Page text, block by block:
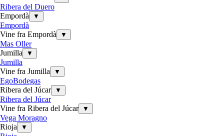
Ribera del Duero
Empordà
▼
Empordà
Vine fra Empordà
▼
Mas Oller
Jumilla
▼
Jumilla
Vine fra Jumilla
▼
EgoBodegas
Ribera del Júcar
▼
Ribera del Júcar
Vine fra Ribera del Júcar
▼
Vega Moragno
Rioja
▼